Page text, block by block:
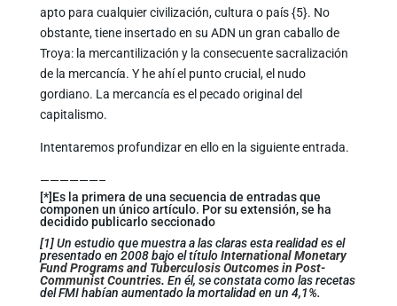
apto para cualquier civilización, cultura o país {5}. No
obstante, tiene insertado en su ADN un gran caballo de
Troya: la mercantilización y la consecuente sacralización
de la mercancía. Y he ahí el punto crucial, el nudo
gordiano. La mercancía es el pecado original del
capitalismo.
Intentaremos profundizar en ello en la siguiente entrada.
——————–
[*]Es la primera de una secuencia de entradas que
componen un único artículo. Por su extensión, se ha
decidido publicarlo seccionado
[1] Un estudio que muestra a las claras esta realidad es el
presentado en 2008 bajo el títuloInternational Monetary
Fund Programs and Tuberculosis Outcomes in Post-
Communist Countries. En él, se constata como las recetas
del FMI habían aumentado la mortalidad en un 4,1%.